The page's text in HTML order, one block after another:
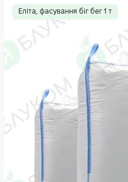
Еліта, фасування біг бег 1 т